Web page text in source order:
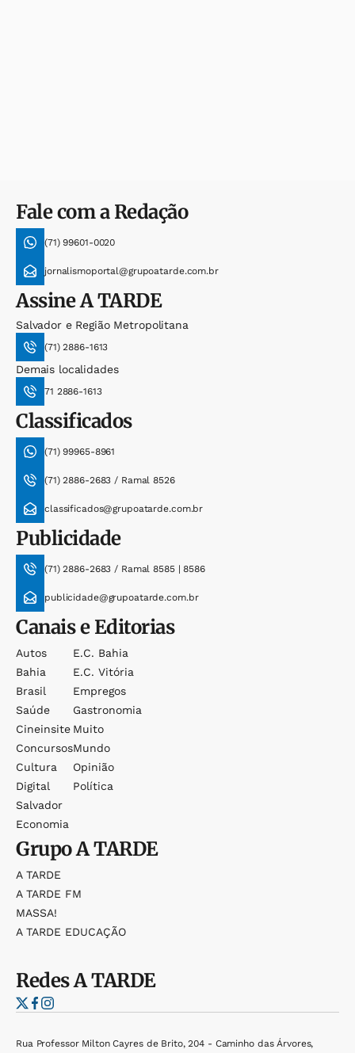
Fale com a Redação
(71) 99601-0020
jornalismoportal@grupoatarde.com.br
AssineA TARDE
Salvador e Região Metropolitana
(71) 2886-1613
Demais localidades
71 2886-1613
Classificados
(71) 99965-8961
(71) 2886-2683 / Ramal 8526
classificados@grupoatarde.com.br
Publicidade
(71) 2886-2683 / Ramal 8585 | 8586
publicidade@grupoatarde.com.br
Canais e Editorias
Autos
Bahia
Brasil
Saúde
Cineinsite
Concursos
Cultura
Digital
Salvador
Economia
E.c. Bahia
E.c. Vitória
Empregos
Gastronomia
Muito
Mundo
Opinião
Política
GrupoA TARDE
A TARDE
A TARDE FM
MASSA!
A TARDE EDUCAÇÃO
RedesA TARDE
Rua Professor Milton Cayres de Brito, 204 - Caminho das Árvores,